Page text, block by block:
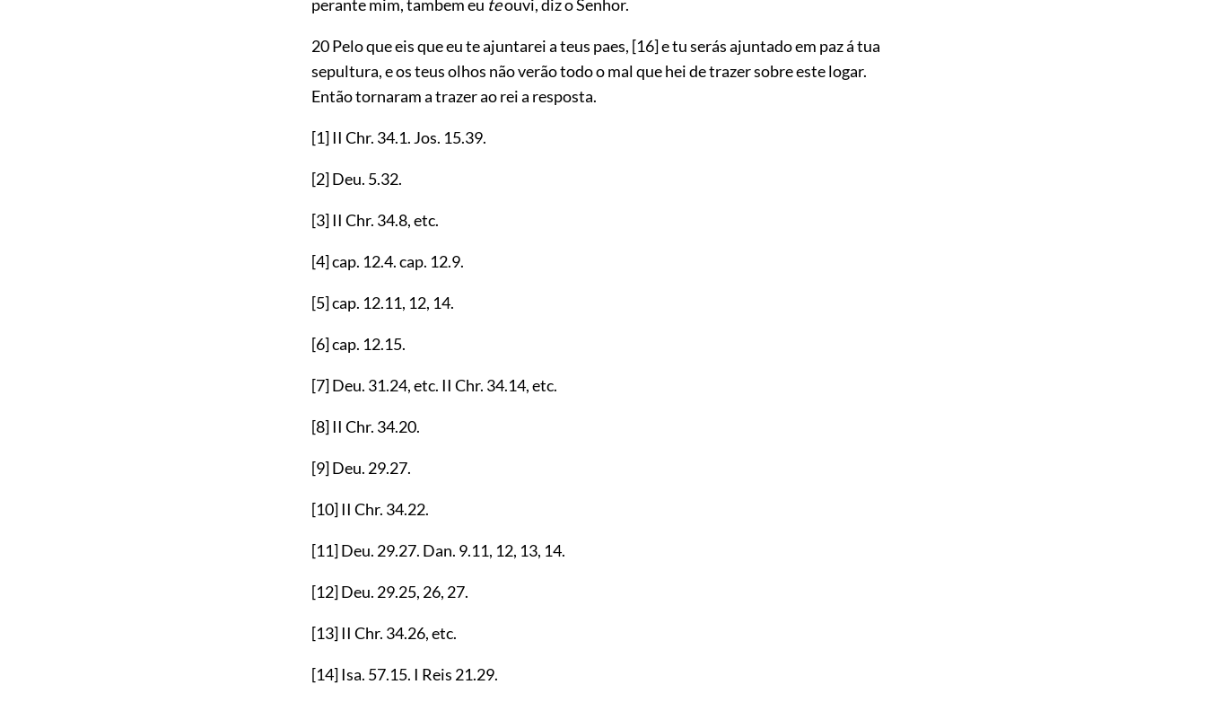
perante mim, tambem eu teouvi, diz o Senhor.
20 Pelo que eis que eu te ajuntarei a teus paes, [16]e tu serás ajuntado em paz á tua
sepultura, e os teus olhos não verão todo o mal que hei de trazer sobre este logar.
Então tornaram a trazer ao rei a resposta.
[1]II Chr. 34.1. Jos. 15.39.
[2]Deu. 5.32.
[3]II Chr. 34.8, etc.
[4]cap. 12.4. cap. 12.9.
[5]cap. 12.11, 12, 14.
[6]cap. 12.15.
[7]Deu. 31.24, etc. II Chr. 34.14, etc.
[8]II Chr. 34.20.
[9]Deu. 29.27.
[10]II Chr. 34.22.
[11]Deu. 29.27. Dan. 9.11, 12, 13, 14.
[12]Deu. 29.25, 26, 27.
[13]II Chr. 34.26, etc.
[14]Isa. 57.15. I Reis 21.29.